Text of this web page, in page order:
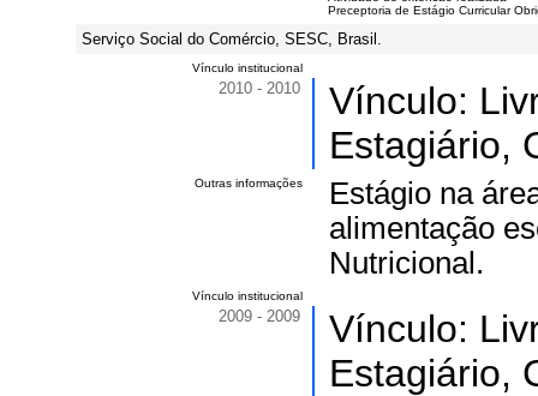
Preceptoria de Estágio Curricular
Serviço Social do Comércio, SESC, Brasil.
Vínculo institucional
2010 - 2010
Vínculo:
Estagiário,
Outras informações
Estágio na
alimentação
Nutricional.
Vínculo institucional
2009 - 2009
Vínculo:
Estagiário,